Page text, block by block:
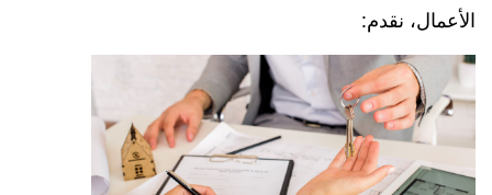
الأعمال، نقدم: